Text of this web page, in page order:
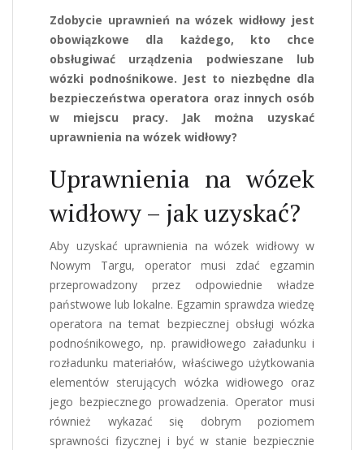
Zdobycie uprawnień na wózek widłowy jest
obowiązkowe dla każdego, kto chce
obsługiwać urządzenia podwieszane lub
wózki podnośnikowe. Jest to niezbędne dla
bezpieczeństwa operatora oraz innych osób
w miejscu pracy. Jak można uzyskać
uprawnienia na wózek widłowy?
Uprawnienia na wózek
widłowy – jak uzyskać?
Aby uzyskać uprawnienia na wózek widłowy w
Nowym Targu, operator musi zdać egzamin
przeprowadzony przez odpowiednie władze
państwowe lub lokalne. Egzamin sprawdza wiedzę
operatora na temat bezpiecznej obsługi wózka
podnośnikowego, np. prawidłowego załadunku i
rozładunku materiałów, właściwego użytkowania
elementów sterujących wózka widłowego oraz
jego bezpiecznego prowadzenia. Operator musi
również wykazać się dobrym poziomem
sprawności fizycznej i być w stanie bezpiecznie